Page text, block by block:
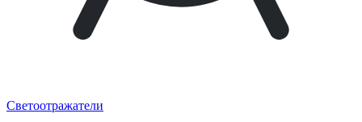
Светоотражатели